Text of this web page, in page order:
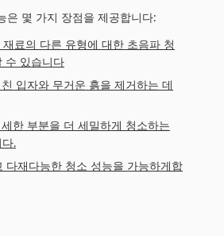
은 몇 가지 장점을 제공합니다:
재료의 다른 유형에 대한 초음파 청
수 있습니다
입자와 무거운 흙을 제거하는 데
한 부분을 더 세밀하게 청소하는
.
다재다능한 청소 성능을 가능하게합